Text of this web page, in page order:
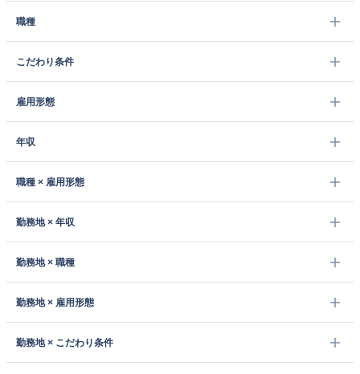
職種
こだわり条件
雇用形態
年収
職種 × 雇用形態
勤務地 × 年収
勤務地 × 職種
勤務地 × 雇用形態
勤務地 × こだわり条件